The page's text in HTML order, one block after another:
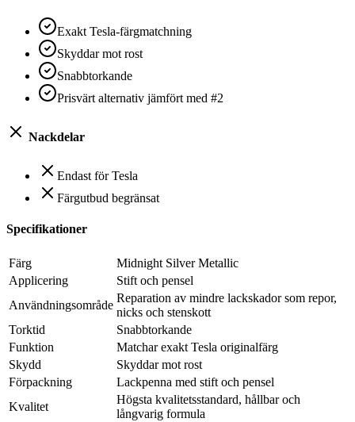
Exakt Tesla-färgmatchning
Skyddar mot rost
Snabbtorkande
Prisvärt alternativ jämfört med #2
Nackdelar
Endast för Tesla
Färgutbud begränsat
Specifikationer
Färg
Midnight Silver Metallic
Applicering
Stift och pensel
Användningsområde
Reparation av mindre lackskador som repor,
nicks och stenskott
Torktid
Snabbtorkande
Funktion
Matchar exakt Tesla originalfärg
Skydd
Skyddar mot rost
Förpackning
Lackpenna med stift och pensel
Kvalitet
Högsta kvalitetsstandard, hållbar och
långvarig formula